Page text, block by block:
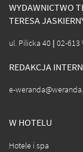
WYDAWNICTWO
TERESA
ul. Pilicka 40 | 02-613
REDAKCJA
e-
W HOTELU
Hotele i spa